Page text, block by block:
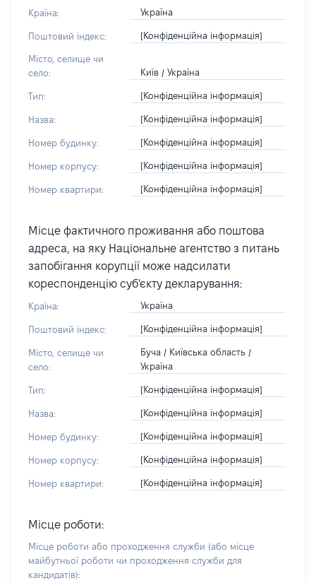
Країна: Україна
Поштовий індекс: [Конфіденційна інформація]
Місто, селище чи
село:
Київ / Україна
Тип: [Конфіденційна інформація]
Назва: [Конфіденційна інформація]
Номер будинку: [Конфіденційна інформація]
Номер корпусу: [Конфіденційна інформація]
Номер квартири: [Конфіденційна інформація]
Місце фактичного проживання або поштова
адреса, на яку Національне агентство з питань
запобігання корупції може надсилати
кореспонденцію суб'єкту декларування:
Країна: Україна
Поштовий індекс: [Конфіденційна інформація]
Місто, селище чи
село:
Буча / Київська область /
Україна
Тип: [Конфіденційна інформація]
Назва: [Конфіденційна інформація]
Номер будинку: [Конфіденційна інформація]
Номер корпусу: [Конфіденційна інформація]
Номер квартири: [Конфіденційна інформація]
Місце роботи:
Місце роботи або проходження служби (або місце
майбутньої роботи чи проходження служби для
кандидатів):